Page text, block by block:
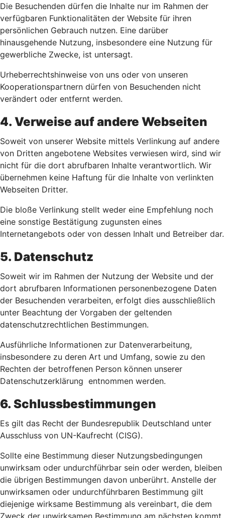
Die Besuchenden dürfen die Inhalte nur im Rahmen der
verfügbaren Funktionalitäten der Website für ihren
persönlichen Gebrauch nutzen. Eine darüber
hinausgehende Nutzung, insbesondere eine Nutzung für
gewerbliche Zwecke, ist untersagt.
Urheberrechtshinweise von uns oder von unseren
Kooperationspartnern dürfen von Besuchenden nicht
verändert oder entfernt werden.
4. Verweise auf andere Webseiten
Soweit von unserer Website mittels Verlinkung auf andere
von Dritten angebotene Websites verwiesen wird, sind wir
nicht für die dort abrufbaren Inhalte verantwortlich. Wir
übernehmen keine Haftung für die Inhalte von verlinkten
Webseiten Dritter.
Die bloße Verlinkung stellt weder eine Empfehlung noch
eine sonstige Bestätigung zugunsten eines
Internetangebots oder von dessen Inhalt und Betreiber dar.
5. Datenschutz
Soweit wir im Rahmen der Nutzung der Website und der
dort abrufbaren Informationen personenbezogene Daten
der Besuchenden verarbeiten, erfolgt dies ausschließlich
unter Beachtung der Vorgaben der geltenden
datenschutzrechtlichen Bestimmungen.
Ausführliche Informationen zur Datenverarbeitung,
insbesondere zu deren Art und Umfang, sowie zu den
Rechten der betroffenen Person können unserer
Datenschutzerklärung entnommen werden.
6. Schlussbestimmungen
Es gilt das Recht der Bundesrepublik Deutschland unter
Ausschluss von UN-Kaufrecht (CISG).
Sollte eine Bestimmung dieser Nutzungsbedingungen
unwirksam oder undurchführbar sein oder werden, bleiben
die übrigen Bestimmungen davon unberührt. Anstelle der
unwirksamen oder undurchführbaren Bestimmung gilt
diejenige wirksame Bestimmung als vereinbart, die dem
Zweck der unwirksamen Bestimmung am nächsten kommt.